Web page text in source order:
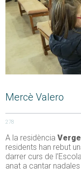
Mercè Valero
278
A la residència
residents han rebut
darrer curs de
anat a cantar